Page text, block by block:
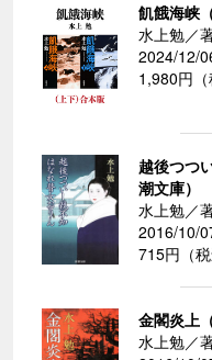
飢餓海峡
水上勉／
2024/12/
1,980円（
越後つつ
潮文庫）
水上勉／
2016/10/
715円（税
金閣炎上
水上勉／